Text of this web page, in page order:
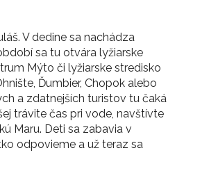
V dedine sa nachádza
sa tu otvára lyžiarske
Mýto či lyžiarske stredisko
Ďumbier, Chopok alebo
a zdatnejších turistov tu čaká
trávite čas pri vode, navštívte
Maru. Deti sa zabavia v
odpovieme a už teraz sa